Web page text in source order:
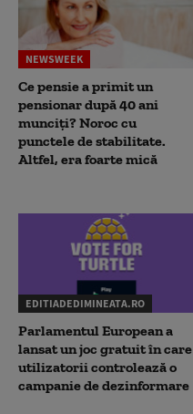
NEWSWEEK
Ce pensie a primit un
pensionar după 40 ani
munciți? Noroc cu
punctele de stabilitate.
Altfel, era foarte mică
EDITIADEDIMINEATA.RO
Parlamentul European a
lansat un joc gratuit în care
utilizatorii controlează o
campanie de dezinformare